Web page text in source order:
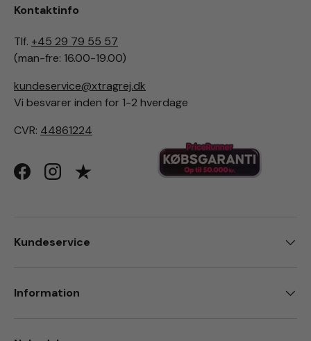
Kontaktinfo
Tlf. +45 29 79 55 57
(man-fre: 16.00-19.00)
kundeservice@xtragrej.dk
Vi besvarer inden for 1-2 hverdage
CVR: 44861224
FacebookInstagram
Kundeservice
Information